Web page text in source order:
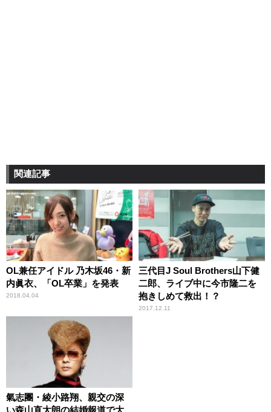
関連記事
OL兼任アイドル 乃木坂46・新
内眞衣、「OL卒業」を発表
2018.04.04
三代目J Soul Brothers山下健
二郎、ライブ中に今市隆二を
抱きしめて救出！？
2017.12.11
氣志團・綾小路翔、親交の深
い森山直太朗の結婚報道で大